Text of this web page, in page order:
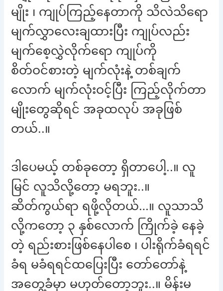
မျိုး ၊ ကျုပ်ကြည့်နေတာကို သိလဲသိရော
မျက်လွှာလေးချထားပြီး ကျုပ်လည်း
မျက်စေ့လွှဲလိုက်ရော ကျုပ်ကို
စိတ်ဝင်စားတဲ့ မျက်လုံးနဲ့ တစ်ချက်
လောက် မျက်လုံးဝင့်ပြီး ကြည့်လိုက်တာ
မျိုးတွေဆိုရင် အခုထလုပ် အခုဖြစ်
တယ်..။
ဒါပေမယ့် တစ်ခုတော့ ရှိတာပေါ့..။ လူ
မြင် လူသိလို့တော့ မရဘူး..။
ဆိတ်ကွယ်ရာ ရဖို့လိုတယ်…။ လူသာသိ
လို့ကတော့ ၃ နှစ်လောက် ကြိုက်ခဲ့ နေခဲ့
တဲ့ ရည်းစားဖြစ်နေပါစေ ၊ ပါးရိုက်ခံရရင်
ခံရ မခံရရင်ထပြေးပြီး တော်တော်နဲ့
အတွေ့ခံမှာ မဟုတ်တော့ဘူး..။ မိန်းမ